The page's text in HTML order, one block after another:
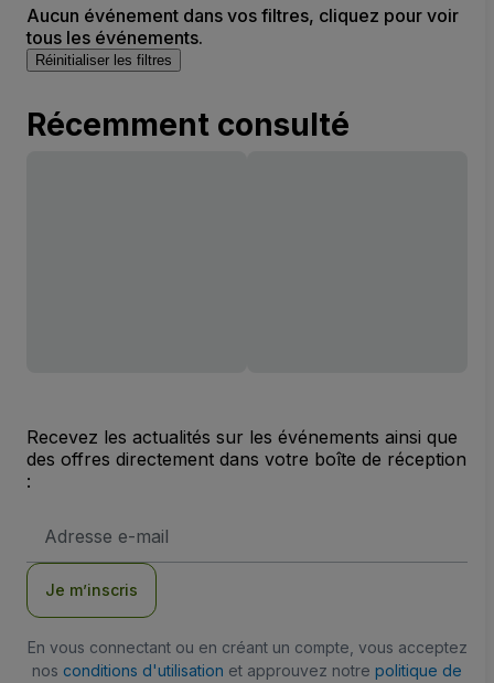
Aucun événement dans vos filtres, cliquez pour voir
tous les événements.
Réinitialiser les filtres
Récemment consulté
Recevez les actualités sur les événements ainsi que
des offres directement dans votre boîte de réception
:
e-
Je m’inscris
En vous connectant ou en créant un compte, vous acceptez
nos conditions d'utilisation et approuvez notre politique de